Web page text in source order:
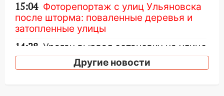
15:04 Фоторепортаж с улиц Ульяновска
после шторма: поваленные деревья и
затопленные улицы
14:28 Ураган вырвал остановку на улице
Деева в ЗаволжьеДругие новости